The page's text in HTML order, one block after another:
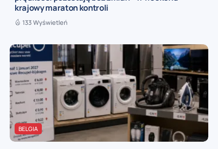
krajowy maraton kontroli
133 Wyświetleń
BELGIA